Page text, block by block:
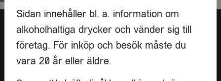
Sidan innehåller bl. a. information om
alkoholhaltiga drycker och vänder sig till
företag. För inköp och besök måste du
vara 20 år eller äldre.